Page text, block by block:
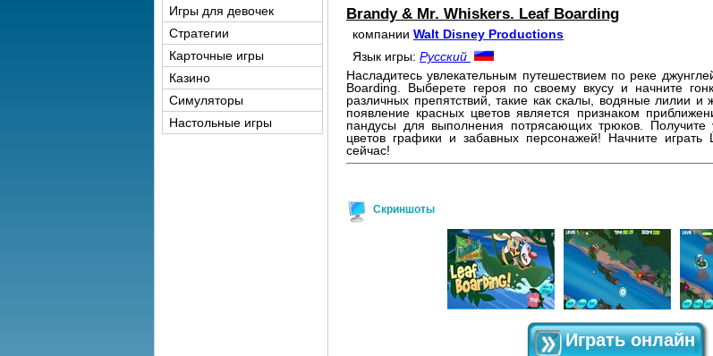
Brandy & Mr. Whiskers. Leaf Boarding
компании Walt Disney Productions
Язык игры: Русский
Насладитесь увлекательным путешествием по реке
Boarding. Выберете героя по своему вкусу и начните
различных препятствий, такие как скалы, водяные лилии и
появление красных цветов является признаком
пандусы для выполнения потрясающих трюков. Получите
цветов графики и забавных персонажей! Начните
сейчас!
Скриншоты
Играть онлайн
Игры для девочек
Стратегии
Карточные игры
Казино
Симуляторы
Настольные игры